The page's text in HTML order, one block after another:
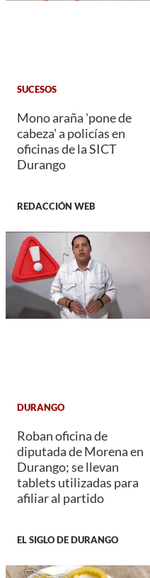
SUCESOS
Mono araña 'pone de
cabeza' a policías en
oficinas de la SICT
Durango
REDACCIÓN WEB
DURANGO
Roban oficina de
diputada de Morena en
Durango; se llevan
tablets utilizadas para
afiliar al partido
EL SIGLO DE DURANGO